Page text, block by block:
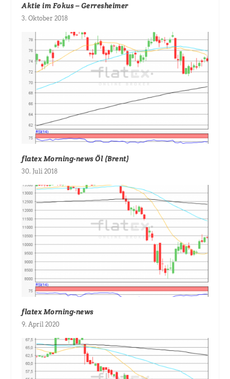
Aktie im Fokus – Gerresheimer
3. Oktober 2018
flatex Morning-news Öl (Brent)
30. Juli 2018
flatex Morning-news
9. April 2020